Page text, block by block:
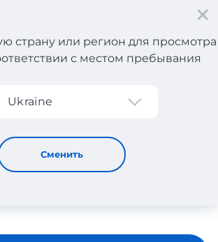
страну или регион для просмотра
с местом пребывания
Ukraine
Сменить